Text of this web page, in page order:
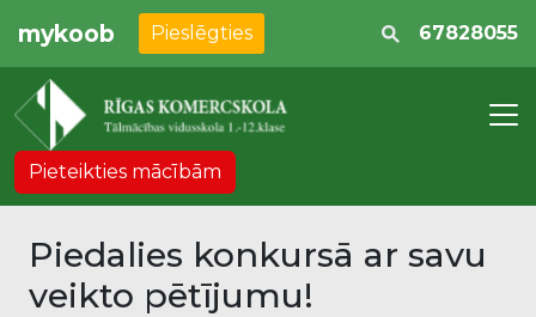
mykoob Pieslēgties 67828055
Pieteikties mācībām
Piedalies konkursā ar savu
veikto pētījumu!